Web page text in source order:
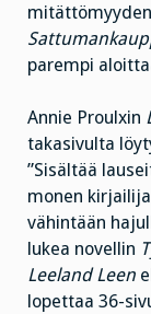
parempi
Annie Proulxin
takasivulta
”Sisältää
monen
vähintään
lukea novellin
Leeland Leen
lopettaa 36-